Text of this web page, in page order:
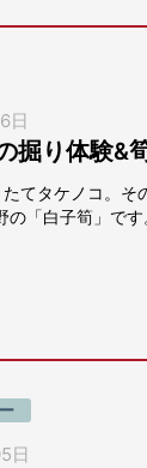
日
掘り体験&
てタケノコ。
の「白子筍」で
日